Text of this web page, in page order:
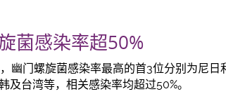
菌感染率超50%
幽门螺旋菌感染率最高的首3位分别为尼日
台湾等，相关感染率均超过50%。